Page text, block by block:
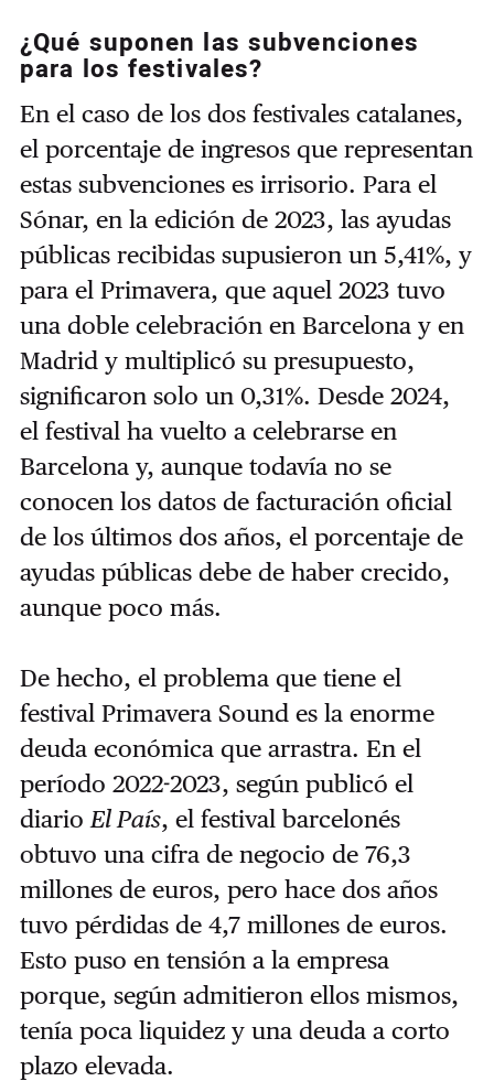
¿Qué suponen las subvenciones
para los festivales?
En el caso de los dos festivales catalanes,
el porcentaje de ingresos que representan
estas subvenciones es irrisorio. Para el
Sónar, en la edición de 2023, las ayudas
públicas recibidas supusieron un 5,41%, y
para el Primavera, que aquel 2023 tuvo
una doble celebración en Barcelona y en
Madrid y multiplicó su presupuesto,
significaron solo un 0,31%. Desde 2024,
el festival ha vuelto a celebrarse en
Barcelona y, aunque todavía no se
conocen los datos de facturación oficial
de los últimos dos años, el porcentaje de
ayudas públicas debe de haber crecido,
aunque poco más.
De hecho, el problema que tiene el
festival Primavera Sound es la enorme
deuda económica que arrastra. En el
período 2022-2023, según publicó el
diario El País, el festival barcelonés
obtuvo una cifra de negocio de 76,3
millones de euros, pero hace dos años
tuvo pérdidas de 4,7 millones de euros.
Esto puso en tensión a la empresa
porque, según admitieron ellos mismos,
tenía poca liquidez y una deuda a corto
plazo elevada.